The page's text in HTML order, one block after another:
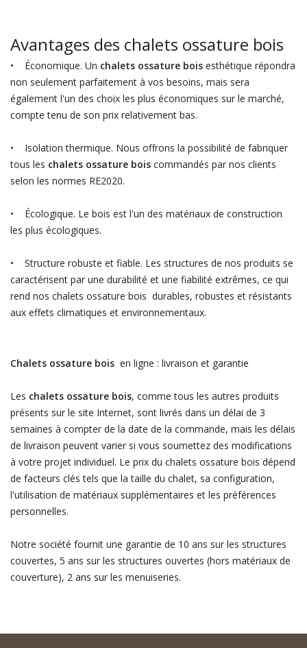
Avantages des chalets ossature bois
• Économique. Un chalets ossature boisesthétique répondra
non seulement parfaitement à vos besoins, mais sera
également l'un des choix les plus économiques sur le marché,
compte tenu de son prix relativement bas.
• Isolation thermique. Nous offrons la possibilité de fabriquer
tous les chalets ossature boiscommandés par nos clients
selon les normes RE2020.
• Écologique. Le bois est l'un des matériaux de construction
les plus écologiques.
• Structure robuste et fiable. Les structures de nos produits se
caractérisent par une durabilité et une fiabilité extrêmes, ce qui
rend nos chalets ossature bois durables, robustes et résistants
aux effets climatiques et environnementaux.
Chalets ossature bois en ligne : livraison et garantie
Les chalets ossature bois, comme tous les autres produits
présents sur le site Internet, sont livrés dans un délai de 3
semaines à compter de la date de la commande, mais les délais
de livraison peuvent varier si vous soumettez des modifications
à votre projet individuel. Le prix du chalets ossature bois dépend
de facteurs clés tels que la taille du chalet, sa configuration,
l'utilisation de matériaux supplémentaires et les préférences
personnelles.
Notre société fournit une garantie de 10 ans sur les structures
couvertes, 5 ans sur les structures ouvertes (hors matériaux de
couverture), 2 ans sur les menuiseries.